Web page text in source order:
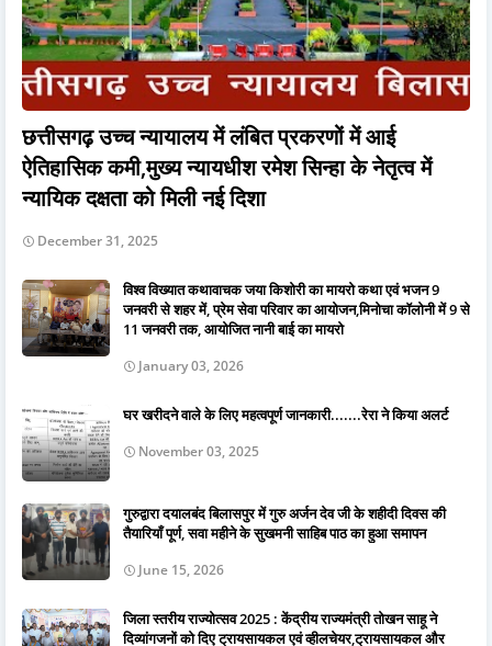
छत्तीसगढ़ उच्च न्यायालय में लंबित प्रकरणों में आई
ऐतिहासिक कमी,मुख्य न्यायधीश रमेश सिन्हा के नेतृत्व में
न्यायिक दक्षता को मिली नई दिशा
December 31, 2025
विश्व विख्यात कथावाचक जया किशोरी का मायरो कथा एवं भजन 9
जनवरी से शहर में, प्रेम सेवा परिवार का आयोजन,मिनोचा कॉलोनी में 9 से
11 जनवरी तक, आयोजित नानी बाई का मायरो
January 03, 2026
घर खरीदने वाले के लिए महत्वपूर्ण जानकारी.......रेरा ने किया अलर्ट
November 03, 2025
गुरुद्वारा दयालबंद बिलासपुर में गुरु अर्जन देव जी के शहीदी दिवस की
तैयारियाँ पूर्ण, सवा महीने के सुखमनी साहिब पाठ का हुआ समापन
June 15, 2026
जिला स्तरीय राज्योत्सव 2025 : केंद्रीय राज्यमंत्री तोखन साहू ने
दिव्यांगजनों को दिए ट्रायसायकल एवं व्हीलचेयर,ट्रायसायकल और